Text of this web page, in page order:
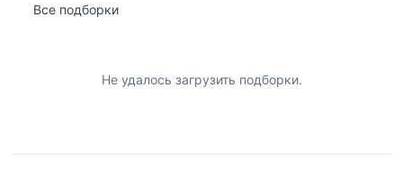
Все подборки
Не удалось загрузить подборки.